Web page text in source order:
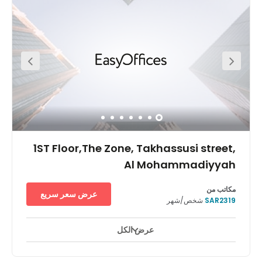
the financial district – an area fast becoming the city’s
key business hub.Choose from 2,772 sq m of flexible,
open-plan office space, complete with communal and
coworking areas for networking. Head to one of the
smaller offices when you need to focus, or impress clients
and visitors in a designated meeting room, decked out
with all the tech you need to get the job done.
1ST Floor,The Zone, Takhassusi street,
Al Mohammadiyyah
ساحات للاستراحة
مكاتب من
SAR2319شخص/شهر
عرض سعر سريع
عرض الكل